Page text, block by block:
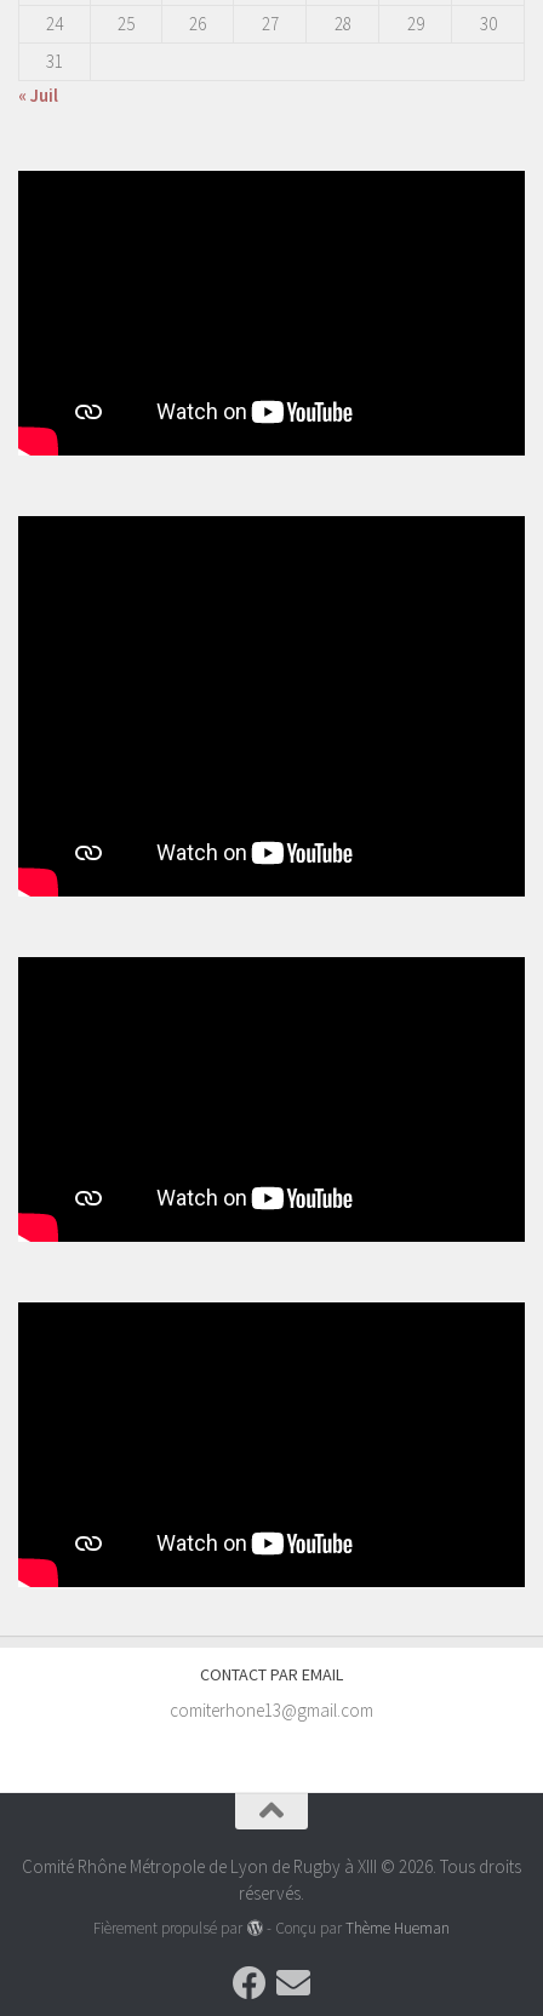
24
25 26 27 28 29
30
31
« Juil
CONTACT PAR EMAIL
comiterhone13@gmail.com
Comité Rhône Métropole de Lyon de Rugby à XIII © 2026. Tous droits
réservés.
Fièrement propulsé par - Conçu parThème Hueman